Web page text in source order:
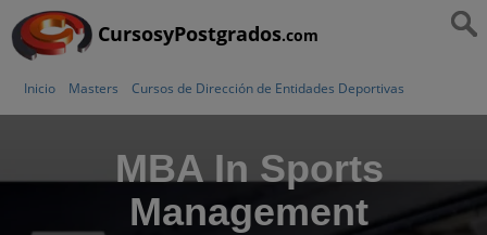
CursosyPostgrados.com
Inicio Masters Cursos de Dirección de Entidades Deportivas
MBA In Sports
Management